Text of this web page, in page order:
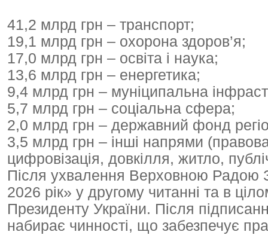
41,2 млрд грн – транспорт;
19,1 млрд грн – охорона здоров’я;
17,0 млрд грн – освіта і наука;
13,6 млрд грн – енергетика;
9,4 млрд грн – муніципальна
5,7 млрд грн – соціальна сфера;
2,0 млрд грн – державний фонд
3,5 млрд грн – інші напрями
цифровізація, довкілля, житло,
Після ухвалення Верховною Радою
2026 рік» у другому читанні та в
Президенту України. Після
набирає чинності, що забезпечує